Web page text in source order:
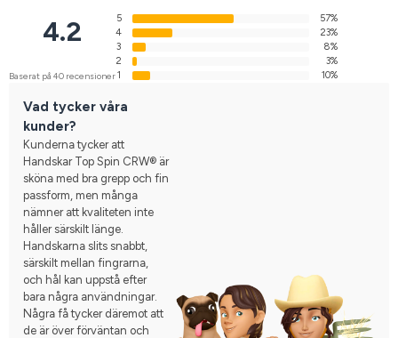
4.2
Baserat på 40 recensioner
5
57%
4
23%
3
8%
2
3%
1
10%
Vad tycker våra
kunder?
Kunderna tycker att
Handskar Top Spin CRW® är
sköna med bra grepp och fin
passform, men många
nämner att kvaliteten inte
håller särskilt länge.
Handskarna slits snabbt,
särskilt mellan fingrarna,
och hål kan uppstå efter
bara några användningar.
Några få tycker däremot att
de är över förväntan och